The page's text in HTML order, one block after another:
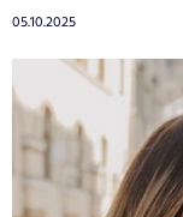
05.10.2025